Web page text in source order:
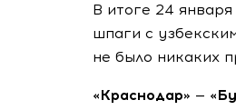
В итоге 24
шпаги с
не было никаких
«Краснодар» —